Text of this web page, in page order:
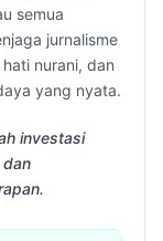
semua
jurnalisme
nurani, dan
yang nyata.
investasi
dan